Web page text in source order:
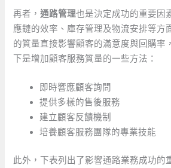
再者，通路管理也是決定成功的重要因
應鏈的效率、庫存管理及物流安排等方
的質量直接影響顧客的滿意度與回購率
下是增加顧客服務質量的一些方法：
即時響應顧客詢問
提供多樣的售後服務
建立顧客反饋機制
培養顧客服務團隊的專業技能
此外，下表列出了影響通路業務成功的